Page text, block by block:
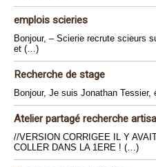
emplois scieries
Bonjour, – Scierie recrute scieurs
et (…)
Recherche de stage
Bonjour, Je suis Jonathan
Atelier partagé recherche
//VERSION CORRIGEE IL Y
COLLER DANS LA 1ERE ! (…)